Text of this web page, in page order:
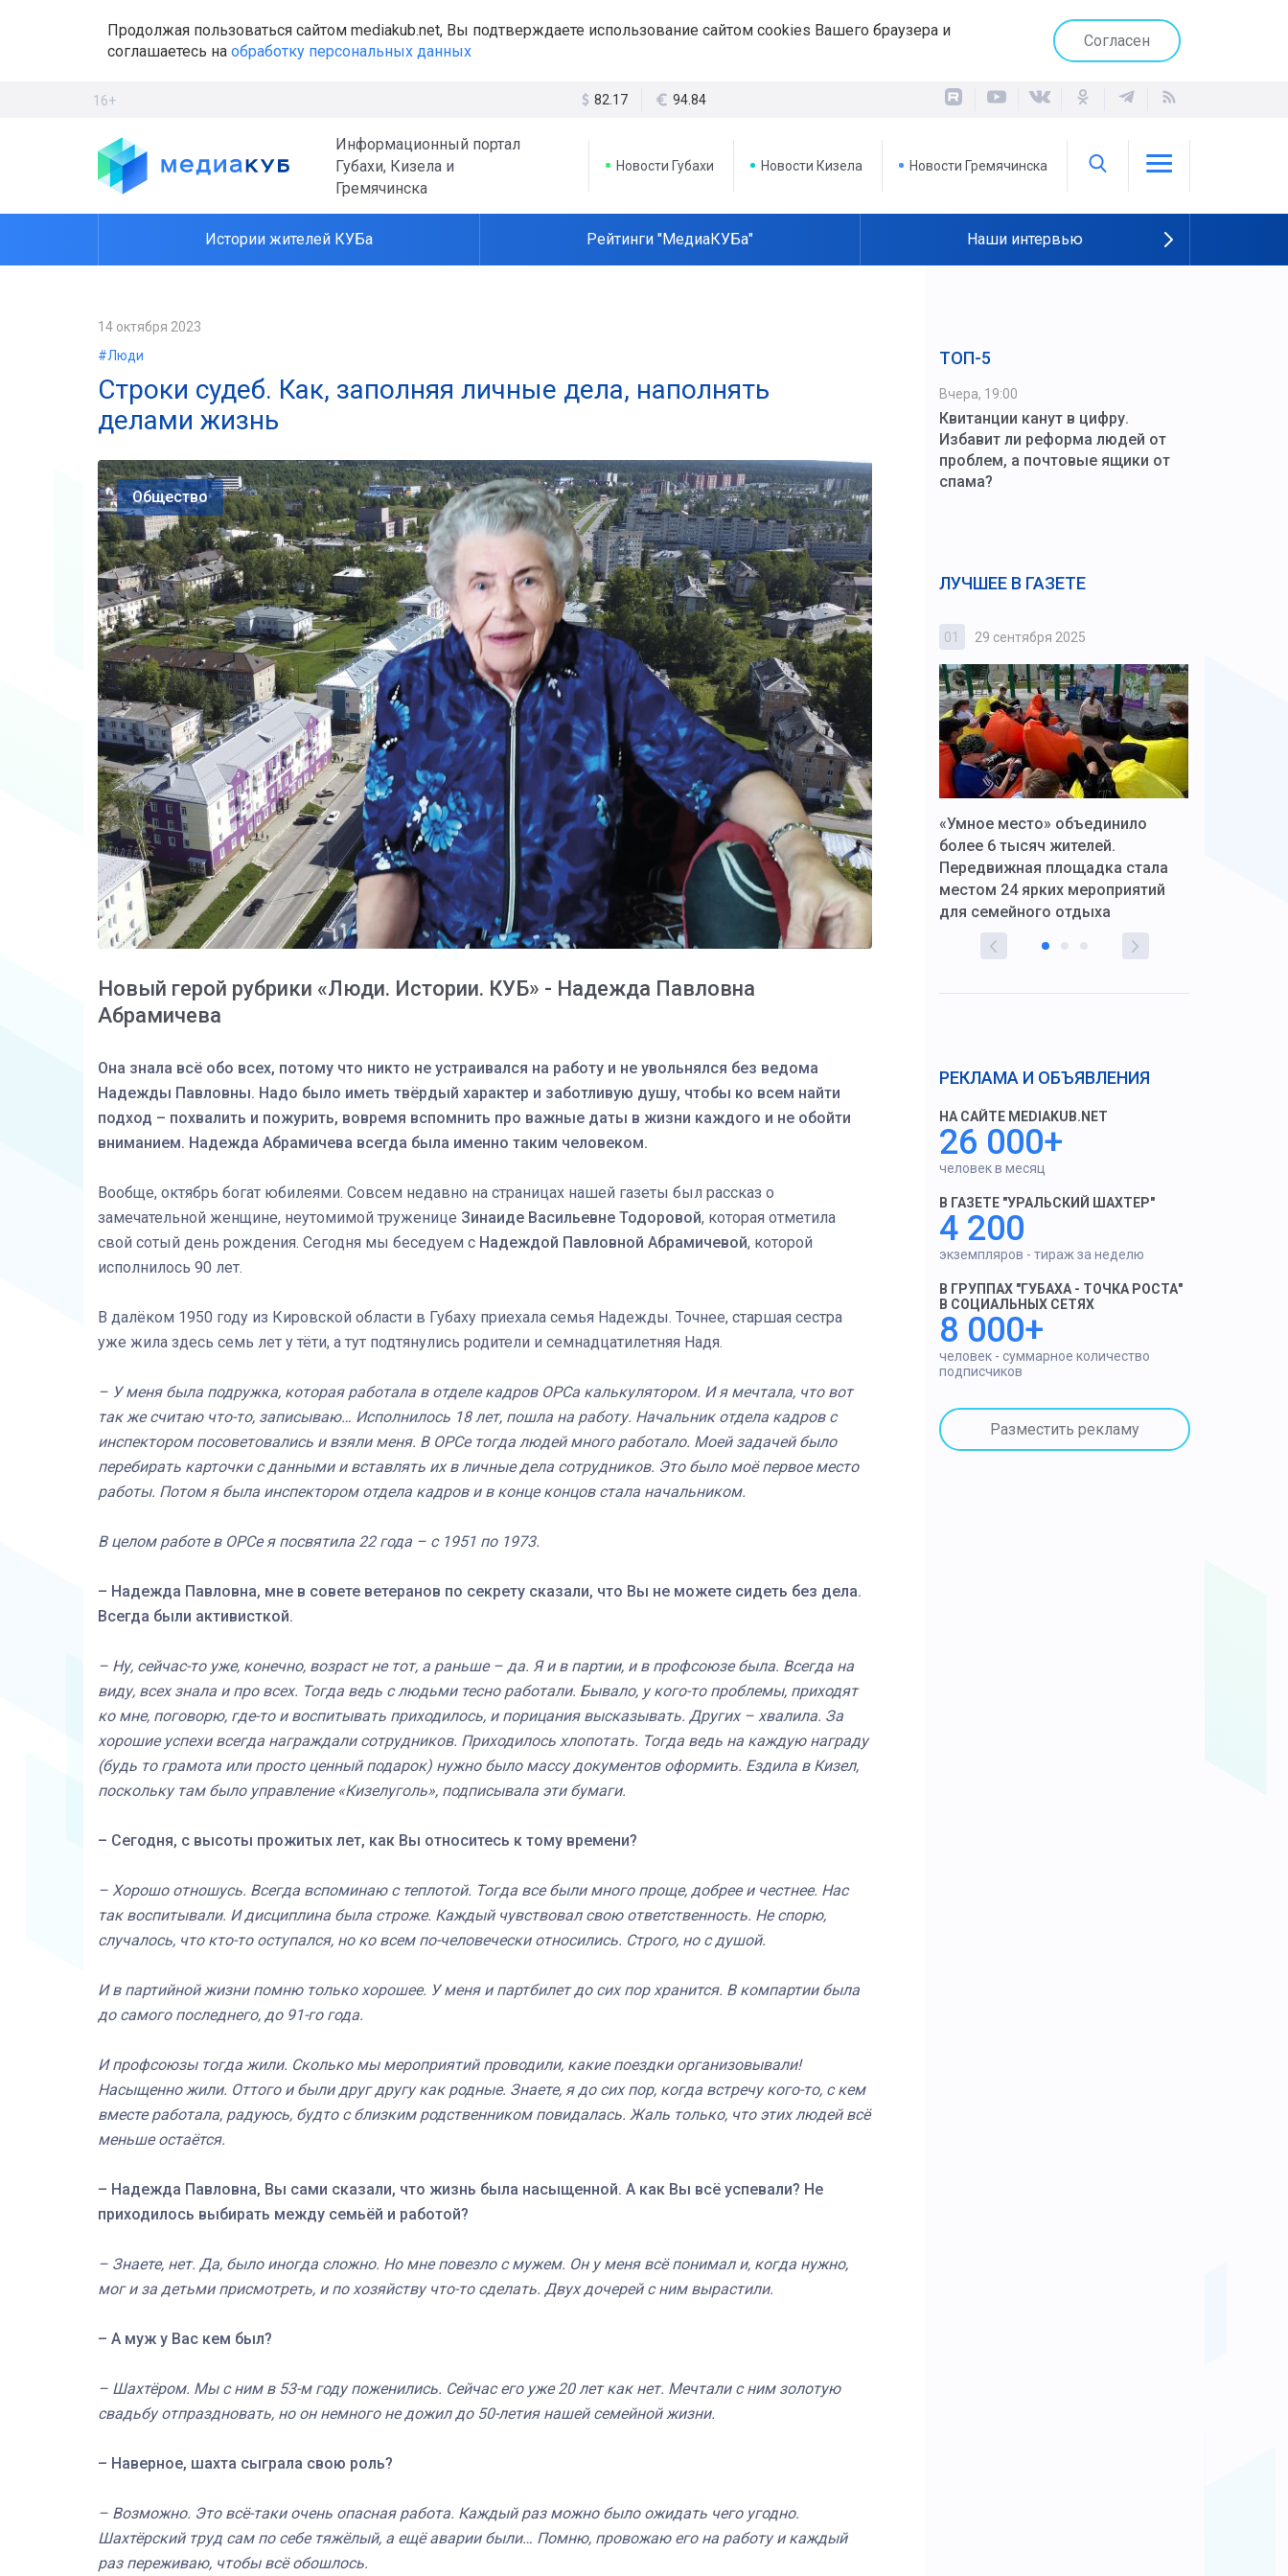
Продолжая пользоваться сайтом mediakub.net, Вы подтверждаете использование сайтом cookies Вашего браузера и
соглашаетесь на обработку персональных данных
Согласен
16+ 82.17 94.84
Информационный портал
Губахи, Кизела и
Гремячинска
Новости Губахи Новости Кизела Новости Гремячинска
Истории жителей КУБа Рейтинги "МедиаКУБа" Наши интервью
14 октября 2023
#Люди
Строки судеб. Как, заполняя личные дела, наполнять
делами жизнь
Общество
Новый герой рубрики «Люди. Истории. КУБ» - Надежда Павловна
Абрамичева
Она знала всё обо всех, потому что никто не устраивался на работу и не увольнялся без ведома
Надежды Павловны. Надо было иметь твёрдый характер и заботливую душу, чтобы ко всем найти
подход – похвалить и пожурить, вовремя вспомнить про важные даты в жизни каждого и не обойти
вниманием. Надежда Абрамичева всегда была именно таким человеком.
Вообще, октябрь богат юбилеями. Совсем недавно на страницах нашей газеты был рассказ о
замечательной женщине, неутомимой труженице Зинаиде Васильевне Тодоровой, которая отметила
свой сотый день рождения. Сегодня мы беседуем с Надеждой Павловной Абрамичевой, которой
исполнилось 90 лет.
В далёком 1950 году из Кировской области в Губаху приехала семья Надежды. Точнее, старшая сестра
уже жила здесь семь лет у тёти, а тут подтянулись родители и семнадцатилетняя Надя.
– У меня была подружка, которая работала в отделе кадров ОРСа калькулятором. И я мечтала, что вот
так же считаю что-то, записываю… Исполнилось 18 лет, пошла на работу. Начальник отдела кадров с
инспектором посоветовались и взяли меня. В ОРСе тогда людей много работало. Моей задачей было
перебирать карточки с данными и вставлять их в личные дела сотрудников. Это было моё первое место
работы. Потом я была инспектором отдела кадров и в конце концов стала начальником.
В целом работе в ОРСе я посвятила 22 года – с 1951 по 1973.
– Надежда Павловна, мне в совете ветеранов по секрету сказали, что Вы не можете сидеть без дела.
Всегда были активисткой.
– Ну, сейчас-то уже, конечно, возраст не тот, а раньше – да. Я и в партии, и в профсоюзе была. Всегда на
виду, всех знала и про всех. Тогда ведь с людьми тесно работали. Бывало, у кого-то проблемы, приходят
ко мне, поговорю, где-то и воспитывать приходилось, и порицания высказывать. Других – хвалила. За
хорошие успехи всегда награждали сотрудников. Приходилось хлопотать. Тогда ведь на каждую награду
(будь то грамота или просто ценный подарок) нужно было массу документов оформить. Ездила в Кизел,
поскольку там было управление «Кизелуголь», подписывала эти бумаги.
– Сегодня, с высоты прожитых лет, как Вы относитесь к тому времени?
– Хорошо отношусь. Всегда вспоминаю с теплотой. Тогда все были много проще, добрее и честнее. Нас
так воспитывали. И дисциплина была строже. Каждый чувствовал свою ответственность. Не спорю,
случалось, что кто-то оступался, но ко всем по-человечески относились. Строго, но с душой.
И в партийной жизни помню только хорошее. У меня и партбилет до сих пор хранится. В компартии была
до самого последнего, до 91-го года.
И профсоюзы тогда жили. Сколько мы мероприятий проводили, какие поездки организовывали!
Насыщенно жили. Оттого и были друг другу как родные. Знаете, я до сих пор, когда встречу кого-то, с кем
вместе работала, радуюсь, будто с близким родственником повидалась. Жаль только, что этих людей всё
меньше остаётся.
– Надежда Павловна, Вы сами сказали, что жизнь была насыщенной. А как Вы всё успевали? Не
приходилось выбирать между семьёй и работой?
– Знаете, нет. Да, было иногда сложно. Но мне повезло с мужем. Он у меня всё понимал и, когда нужно,
мог и за детьми присмотреть, и по хозяйству что-то сделать. Двух дочерей с ним вырастили.
– А муж у Вас кем был?
– Шахтёром. Мы с ним в 53-м году поженились. Сейчас его уже 20 лет как нет. Мечтали с ним золотую
свадьбу отпраздновать, но он немного не дожил до 50-летия нашей семейной жизни.
– Наверное, шахта сыграла свою роль?
– Возможно. Это всё-таки очень опасная работа. Каждый раз можно было ожидать чего угодно.
Шахтёрский труд сам по себе тяжёлый, а ещё аварии были… Помню, провожаю его на работу и каждый
раз переживаю, чтобы всё обошлось.
ТОП-5
Вчера, 19:00
Квитанции канут в цифру.
Избавит ли реформа людей от
проблем, а почтовые ящики от
спама?
ЛУЧШЕЕ В ГАЗЕТЕ
03 4 октября 2025
Штурмовик огня. Казак Алексей
Коробов после возвращения со
спецоперации сделал
реальностью свою детскую
01 29 сентября 2025
«Умное место» объединило
более 6 тысяч жителей.
Передвижная площадка стала
местом 24 ярких мероприятий
для семейного отдыха
РЕКЛАМА И ОБЪЯВЛЕНИЯ
НА САЙТЕ MEDIAKUB.NET
26 000+
человек в месяц
В ГАЗЕТЕ "УРАЛЬСКИЙ ШАХТЕР"
4 200
экземпляров - тираж за неделю
В ГРУППАХ "ГУБАХА - ТОЧКА РОСТА"
В СОЦИАЛЬНЫХ СЕТЯХ
8 000+
человек - суммарное количество
подписчиков
Разместить рекламу